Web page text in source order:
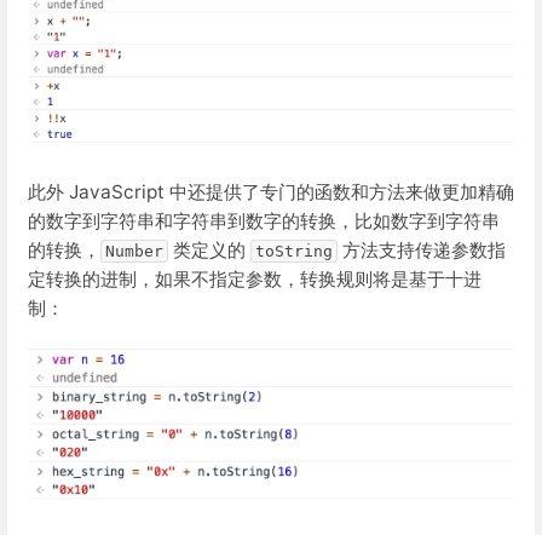
此外 JavaScript 中还提供了专门的函数和方法来做更加精确
的数字到字符串和字符串到数字的转换，比如数字到字符串
的转换，
Number 类定义的 toString 方法支持传递参数指
定转换的进制，如果不指定参数，转换规则将是基于十进
制：